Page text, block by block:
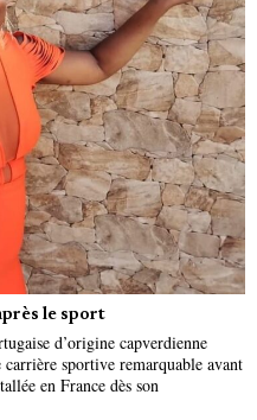
le sport
d’origine capverdienne
carrière sportive remarquable avant
en France dès son